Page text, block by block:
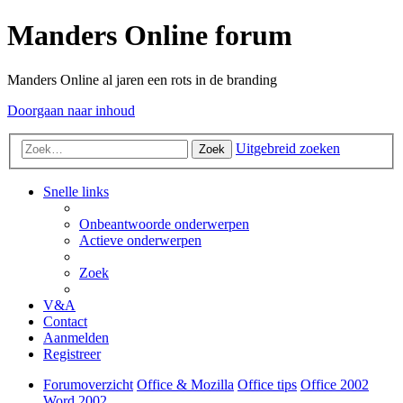
Manders Online forum
Manders Online al jaren een rots in de branding
Doorgaan naar inhoud
Zoek Uitgebreid zoeken
Snelle links
Onbeantwoorde onderwerpen
Actieve onderwerpen
Zoek
V&A
Contact
Aanmelden
Registreer
Forumoverzicht Office & Mozilla Office tips Office 2002